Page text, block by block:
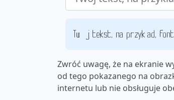
Twój tekst, na przykład,
Zwróć uwagę, że na ekranie
od tego pokazanego na
internetu lub nie obsługuje